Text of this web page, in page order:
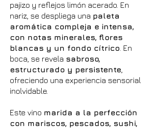
pajizo y reflejos limón acerado. En
nariz, se despliega una paleta
aromática compleja e intensa,
con notas minerales, flores
blancas y un fondo cítrico . En
boca, se revela sabroso,
estructurado y persistente
ofreciendo una experiencia sensorial
inolvidable.
Este vino marida a la perfección
con mariscos, pescados, sushi,